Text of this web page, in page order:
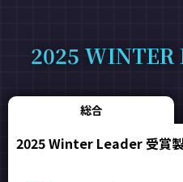
2025 WINTER
総合
2025 Winter Leader 受賞